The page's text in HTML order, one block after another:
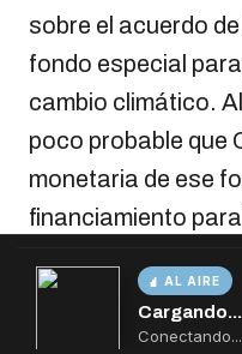
AL AIRE
Cargando...
Conectando...